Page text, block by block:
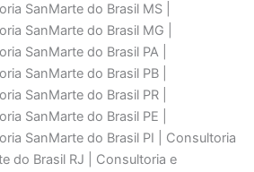
SanMarte do Brasil MS |
SanMarte do Brasil MG |
SanMarte do Brasil PA |
SanMarte do Brasil PB |
SanMarte do Brasil PR |
SanMarte do Brasil PE |
SanMarte do Brasil PI | Consultoria
do Brasil RJ | Consultoria e